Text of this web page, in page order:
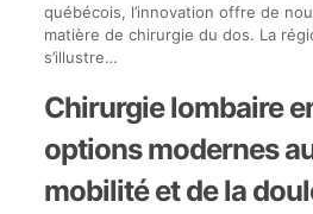
québécois, l’innovation offre de
matière de chirurgie du dos. La
s’illustre…
Chirurgie lombaire
options modernes
mobilité et de la